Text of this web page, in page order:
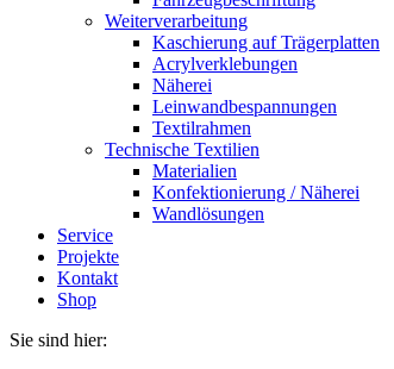
Weiterverarbeitung
Kaschierung auf Trägerplatten
Acrylverklebungen
Näherei
Leinwandbespannungen
Textilrahmen
Technische Textilien
Materialien
Konfektionierung / Näherei
Wandlösungen
Service
Projekte
Kontakt
Shop
Sie sind hier: